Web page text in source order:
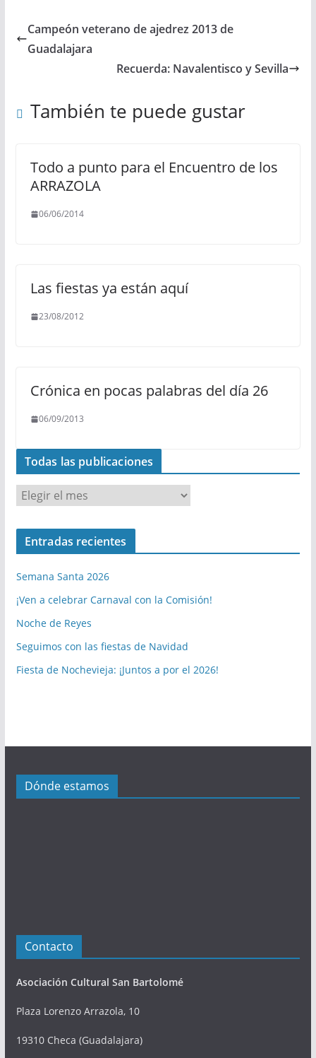
Campeón veterano de ajedrez 2013 de
Guadalajara
Recuerda: Navalentisco y Sevilla
También te puede gustar
Todo a punto para el Encuentro de los
ARRAZOLA
06/06/2014
Las fiestas ya están aquí
23/08/2012
Crónica en pocas palabras del día 26
06/09/2013
Todas las publicaciones
o
d
l
a
s
u
b
i
Entradas recientes
Semana Santa 2026
¡Ven a celebrar Carnaval con la Comisión!
Noche de Reyes
Seguimos con las fiestas de Navidad
Fiesta de Nochevieja: ¡Juntos a por el 2026!
Dónde estamos
Contacto
Asociación Cultural San Bartolomé
Plaza Lorenzo Arrazola, 10
19310 Checa (Guadalajara)